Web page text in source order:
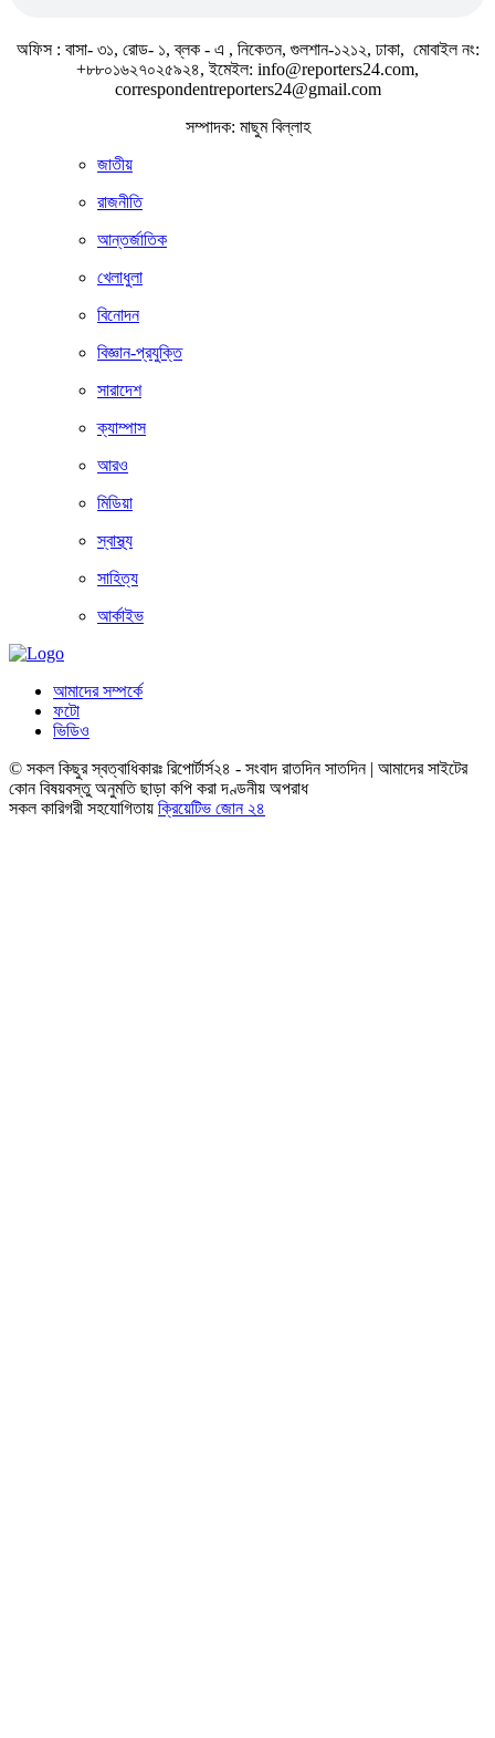
অফিস : বাসা- ৩১, রোড- ১, ব্লক - এ , নিকেতন, গুলশান-১২১২, ঢাকা, মোবাইল নং:
+৮৮০১৬২৭০২৫৯২৪, ইমেইল: info@reporters24.com,
correspondentreporters24@gmail.com
সম্পাদক: মাছুম বিল্লাহ
জাতীয়
রাজনীতি
আন্তর্জাতিক
খেলাধুলা
বিনোদন
বিজ্ঞান-প্রযুক্তি
সারাদেশ
ক্যাম্পাস
আরও
মিডিয়া
স্বাস্থ্য
সাহিত্য
আর্কাইভ
আমাদের সম্পর্কে
ফটো
ভিডিও
© সকল কিছুর স্বত্বাধিকারঃ রিপোর্টার্স২৪ - সংবাদ রাতদিন সাতদিন | আমাদের সাইটের
কোন বিষয়বস্তু অনুমতি ছাড়া কপি করা দণ্ডনীয় অপরাধ
সকল কারিগরী সহযোগিতায় ক্রিয়েটিভ জোন ২৪